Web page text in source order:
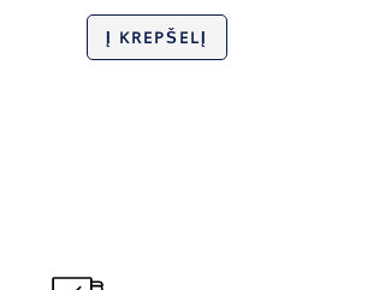
Į KREPŠELĮ